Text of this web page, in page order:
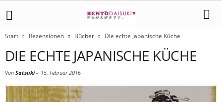
Start Rezensionen Bücher Die echte Japanische Küche
DIE ECHTE JAPANISCHE KÜCHE
Von Satsuki- 15. Februar 2016